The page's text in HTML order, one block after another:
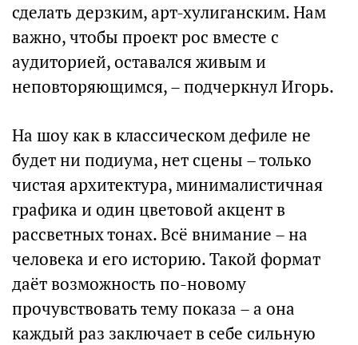
сделать дерзким, арт-хулиганским. Нам
важно, чтобы проект рос вместе с
аудиторией, оставался живым и
неповторяющимся, – подчеркнул Игорь.
На шоу как в классическом дефиле не
будет ни подиума, нет сцены – только
чистая архитектура, минималистичная
графика и один цветовой акцент в
рассветных тонах. Всё внимание – на
человека и его историю. Такой формат
даёт возможность по-новому
прочувствовать тему показа – а она
каждый раз заключает в себе сильную